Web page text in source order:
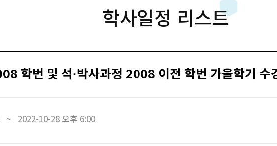
학사일정 리스트
학번 및 석·박사과정 2008 이전 학번 가을학기 수
~ 2022-10-28 오후 6:00